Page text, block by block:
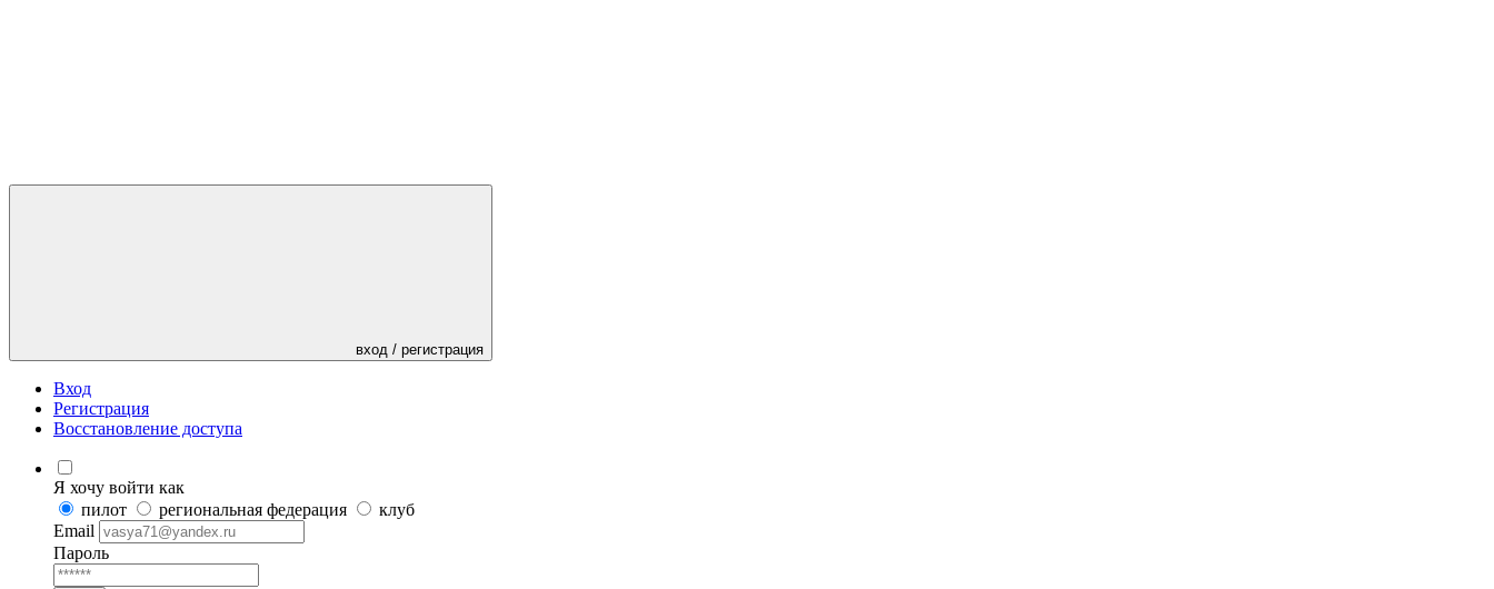
вход / регистрация
Вход
Регистрация
Восстановление доступа
Я хочу войти как
пилот
региональная федерация
клуб
Email
Пароль